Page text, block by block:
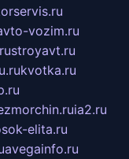
vozim.ru
stroyavt.ru
kvotka.ru
ia2.ru
elita.ru
avegainfo.ru